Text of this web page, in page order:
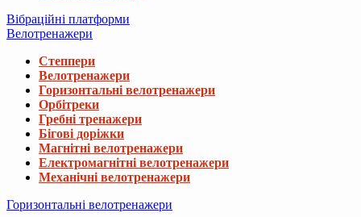
Вібраційні платформи
Велотренажери
Степпери
Велотренажери
Горизонтальні велотренажери
Орбітреки
Гребні тренажери
Бігові доріжки
Магнітні велотренажери
Електромагнітні велотренажери
Механічні велотренажери
Горизонтальні велотренажери